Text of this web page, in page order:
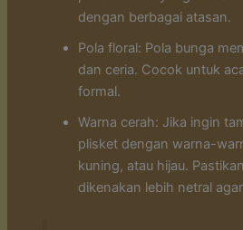
dengan berbagai atasan.
Pola floral: Pola bunga
dan ceria. Cocok untuk
formal.
Warna cerah: Jika ingin
plisket dengan warna-
kuning, atau hijau.
dikenakan lebih netral